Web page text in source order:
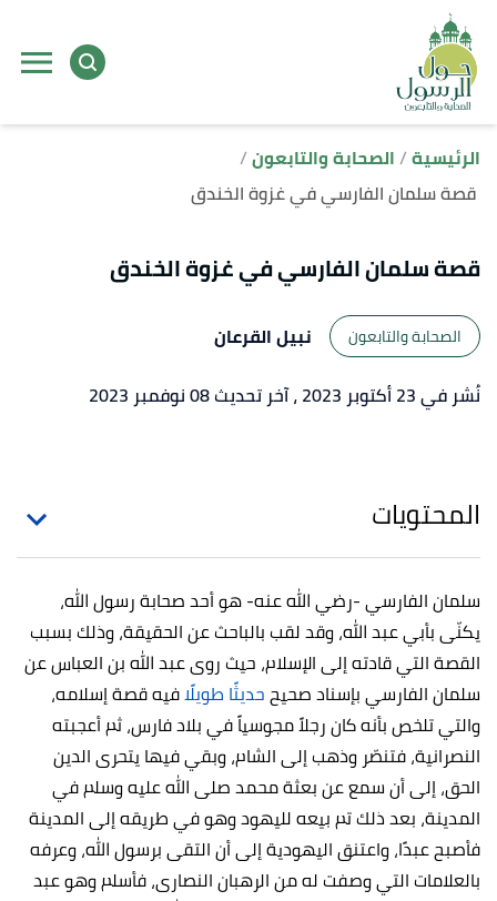
الرئيسية الصحابة والتابعون
قصة سلمان الفارسي في غزوة الخندق
قصة سلمان الفارسي في غزوة الخندق
الصحابة والتابعون
نبيل القرعان
نُشر في 23 أكتوبر 2023
، آخر تحديث 08 نوفمبر 2023
المحتويات
سلمان الفارسي -رضي الله عنه- هو أحد صحابة رسول الله،
يكنّى بأبي عبد الله، وقد لقب بالباحث عن الحقيقة، وذلك بسبب
القصة التي قادته إلى الإسلام، حيث روى عبد الله بن العباس عن
سلمان الفارسي بإسناد صحيححديثًا طويلًا فيه قصة إسلامه،
والتي تلخص بأنه كان رجلاً مجوسياً في بلاد فارس، ثم أعجبته
النصرانية، فتنصّر وذهب إلى الشام، وبقي فيها يتحرى الدين
الحق، إلى أن سمع عن بعثة محمد صلى الله عليه وسلم في
المدينة، بعد ذلك تم بيعه لليهود وهو في طريقه إلى المدينة
فأصبح عبدًا، واعتنق اليهودية إلى أن التقى برسول الله، وعرفه
بالعلامات التي وصفت له من الرهبان النصارى، فأسلم وهو عبد